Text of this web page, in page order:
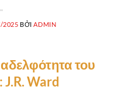
2025 BỞI ADMIN
του
J.R. Ward